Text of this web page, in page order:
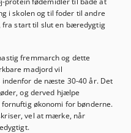
i skolen og til foder til andre
fra start til slut en bæredygtig
fremmarch og dette
madjord vil
de næste 30-40 år. Det
og derved hjælpe
økonomi for bønderne.
vel at mærke, når